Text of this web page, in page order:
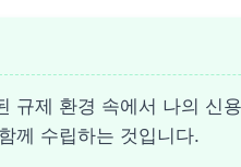
규제 환경 속에서 나의 신
께 수립하는 것입니다.